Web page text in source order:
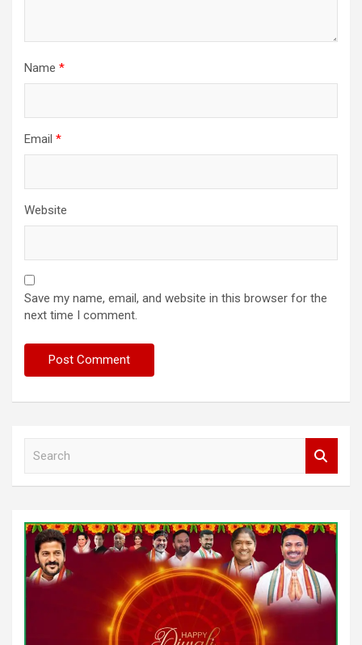
Name *
Email *
Website
Save my name, email, and website in this browser for the
next time I comment.
h